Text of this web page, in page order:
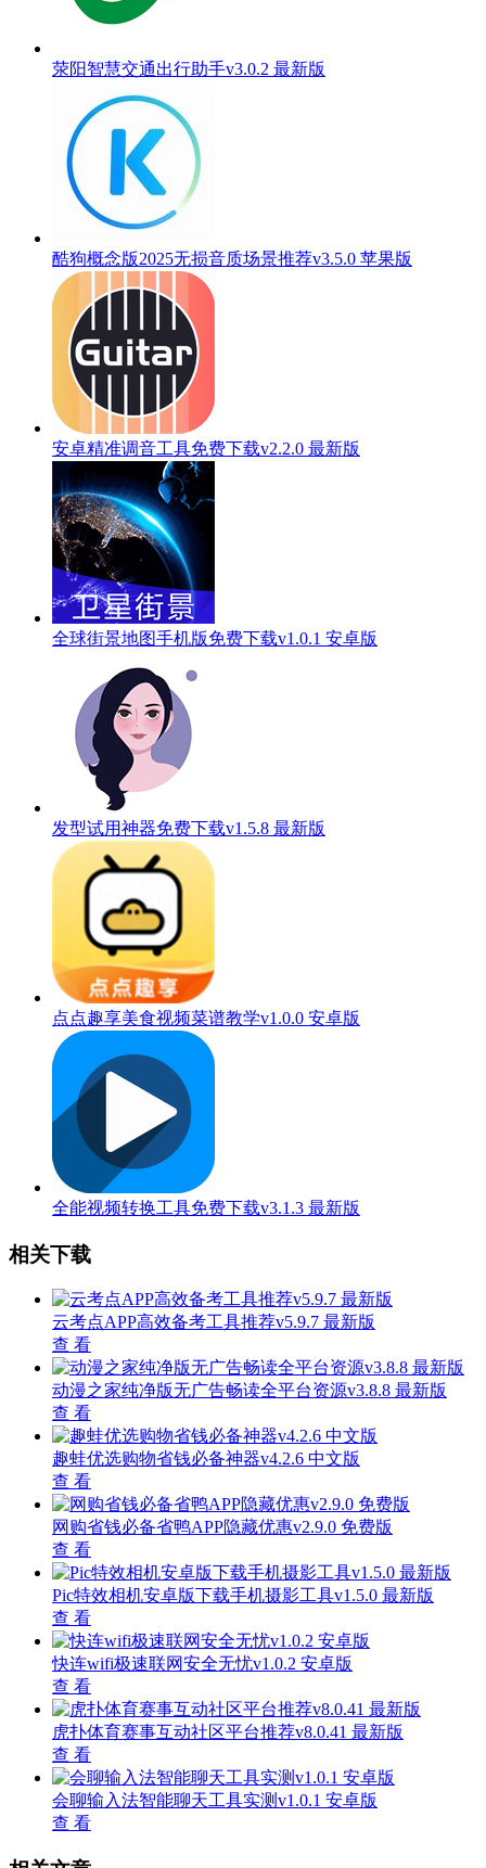
荥阳智慧交通出行助手v3.0.2 最新版
酷狗概念版2025无损音质场景推荐v3.5.0 苹果版
安卓精准调音工具免费下载v2.2.0 最新版
全球街景地图手机版免费下载v1.0.1 安卓版
发型试用神器免费下载v1.5.8 最新版
点点趣享美食视频菜谱教学v1.0.0 安卓版
全能视频转换工具免费下载v3.1.3 最新版
相关下载
云考点APP高效备考工具推荐v5.9.7 最新版
查 看
动漫之家纯净版无广告畅读全平台资源v3.8.8 最新版
查 看
趣蛙优选购物省钱必备神器v4.2.6 中文版
查 看
网购省钱必备省鸭APP隐藏优惠v2.9.0 免费版
查 看
Pic特效相机安卓版下载手机摄影工具v1.5.0 最新版
查 看
快连wifi极速联网安全无忧v1.0.2 安卓版
查 看
虎扑体育赛事互动社区平台推荐v8.0.41 最新版
查 看
会聊输入法智能聊天工具实测v1.0.1 安卓版
查 看